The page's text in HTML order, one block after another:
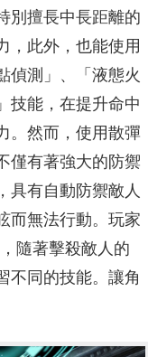
別擅長中長距離的
，此外，也能使用
偵測」、「液態火
技能，在提升命中
。然而，使用散彈
僅有著強大的防禦
具有自動防禦敵人
而無法行動。玩家
隨著擊殺敵人的
不同的技能。讓角